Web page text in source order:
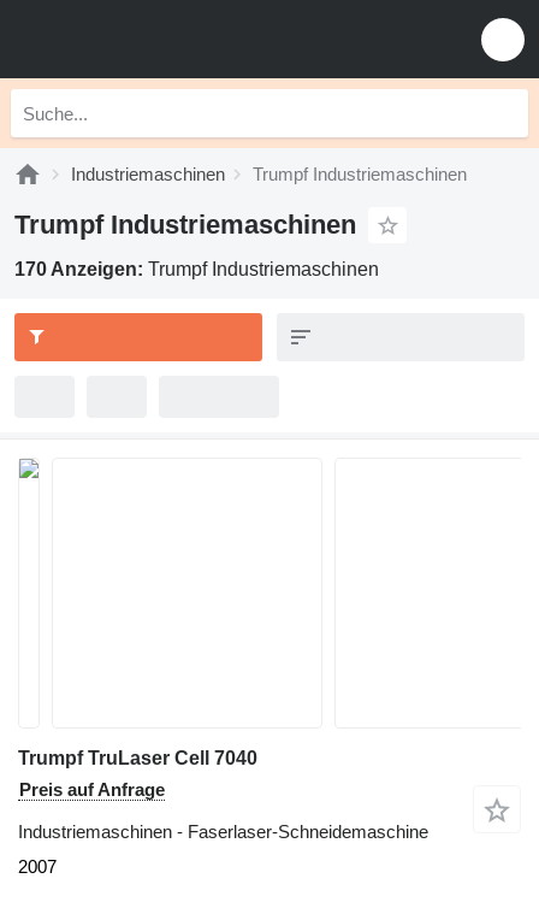
Industriemaschinen Trumpf Industriemaschinen
Trumpf Industriemaschinen
170 Anzeigen: Trumpf Industriemaschinen
Trumpf TruLaser Cell 7040
Preis auf Anfrage
Industriemaschinen - Faserlaser-Schneidemaschine
2007